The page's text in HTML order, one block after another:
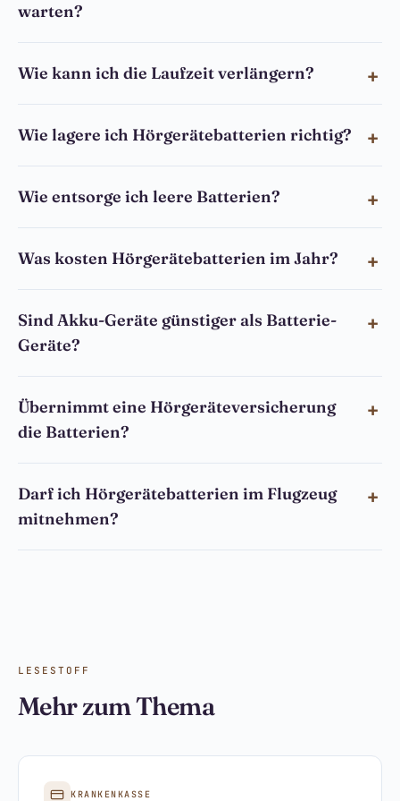
warten?
Wie kann ich die Laufzeit verlängern?
Wie lagere ich Hörgerätebatterien richtig?
Wie entsorge ich leere Batterien?
Was kosten Hörgerätebatterien im Jahr?
Sind Akku-Geräte günstiger als Batterie-
Geräte?
Übernimmt eine Hörgeräteversicherung
die Batterien?
Darf ich Hörgerätebatterien im Flugzeug
mitnehmen?
LESESTOFF
Mehr zum Thema
KRANKENKASSE